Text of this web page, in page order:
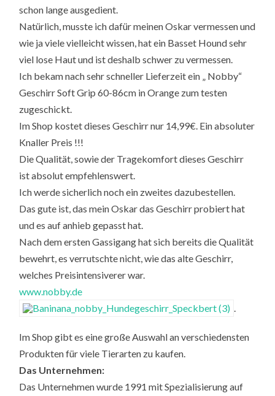
schon lange ausgedient.
Natürlich, musste ich dafür meinen Oskar vermessen und
wie ja viele vielleicht wissen, hat ein Basset Hound sehr
viel lose Haut und ist deshalb schwer zu vermessen.
Ich bekam nach sehr schneller Lieferzeit ein „ Nobby“
Geschirr Soft Grip 60-86cm in Orange zum testen
zugeschickt.
Im Shop kostet dieses Geschirr nur 14,99€. Ein absoluter
Knaller Preis !!!
Die Qualität, sowie der Tragekomfort dieses Geschirr
ist absolut empfehlenswert.
Ich werde sicherlich noch ein zweites dazubestellen.
Das gute ist, das mein Oskar das Geschirr probiert hat
und es auf anhieb gepasst hat.
Nach dem ersten Gassigang hat sich bereits die Qualität
bewehrt, es verrutschte nicht, wie das alte Geschirr,
welches Preisintensiverer war.
www.nobby.de
Im Shop gibt es eine große Auswahl an verschiedensten
Produkten für viele Tierarten zu kaufen.
Das Unternehmen:
Das Unternehmen wurde 1991 mit Spezialisierung auf